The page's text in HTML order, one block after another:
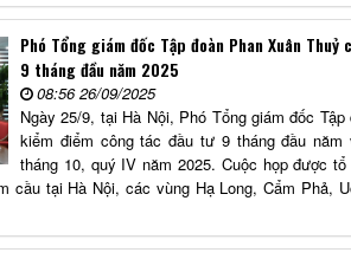
Phó Tổng giám đốc Tập đoàn Phan Xuân
9 tháng đầu năm 2025
08:56 26/09/2025
Ngày 25/9, tại Hà Nội, Phó Tổng giám đốc
kiểm điểm công tác đầu tư 9 tháng đầu
tháng 10, quý IV năm 2025. Cuộc họp được
cầu tại Hà Nội, các vùng Hạ Long, Cẩm Phả,